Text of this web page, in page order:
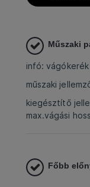
Műszaki
infó:
műszaki
kiegésztítő
max.vágási
Főbb